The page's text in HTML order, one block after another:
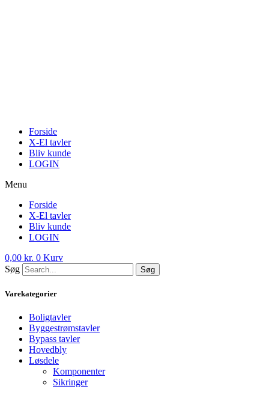
Forside
X-El tavler
Bliv kunde
LOGIN
Menu
Forside
X-El tavler
Bliv kunde
LOGIN
0,00 kr. 0 Kurv
Søg
Søg
Varekategorier
Boligtavler
Byggestrømstavler
Bypass tavler
Hovedbly
Løsdele
Komponenter
Sikringer